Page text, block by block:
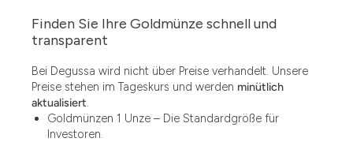
1.49
1.87
12.15
Finden Sie Ihre Goldmünze schnell und
transparent
Bei Degussa wird nicht über Preise verhandelt. Unsere
Preise stehen im Tageskurs und werden minütlich
aktualisiert.
Goldmünzen 1 Unze – Die Standardgröße für
Investoren.